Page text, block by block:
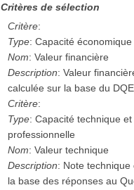
Critères de sélection
Critère:
Type: Capacité
Nom: Valeur financière
Description: Valeur
calculée sur la base du
Critère:
Type: Capacité technique et
professionnelle
Nom: Valeur technique
Description: Note technique
la base des réponses au